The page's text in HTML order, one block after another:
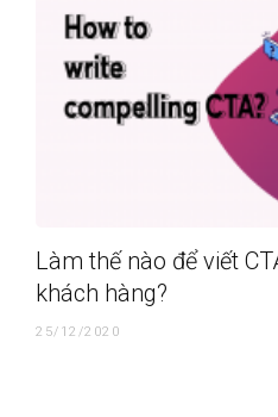
Làm thế nào để viết
khách hàng?
25/12/2020